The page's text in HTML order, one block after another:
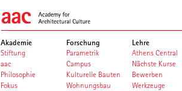
Akademie
Stiftung
aac
Philosophie
Fokus
Forschung
Parametrik
Campus
Kulturelle Bauten
Wohnungsbau
Lehre
Athens Central
Nächste Kurse
Bewerben
Werkzeuge